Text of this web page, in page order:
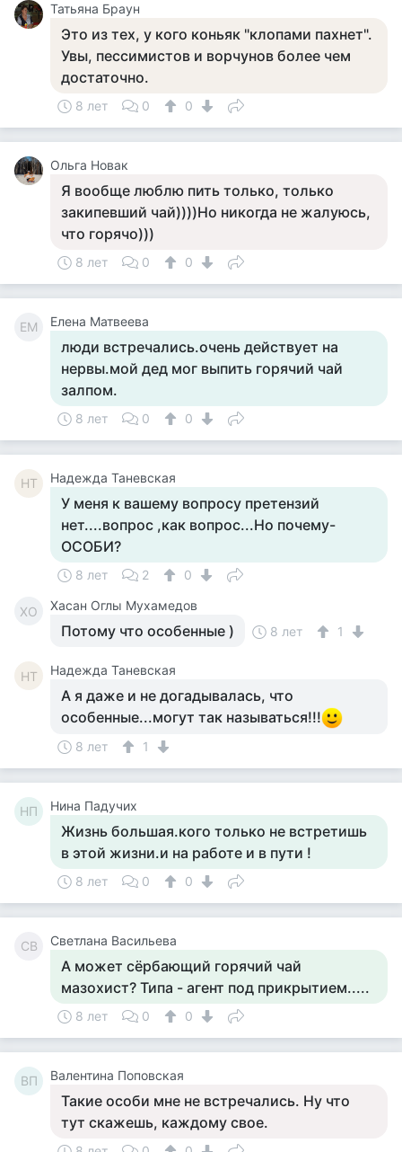
Татьяна Браун
Это из тех, у кого коньяк "клопами пахнет".
Увы, пессимистов и ворчунов более чем
достаточно.
8 лет 0 0
Ольга Новак
Я вообще люблю пить только, только
закипевший чай))))Но никогда не жалуюсь,
что горячо)))
8 лет 0 0
ЕМ Елена Матвеева
люди встречались.очень действует на
нервы.мой дед мог выпить горячий чай
залпом.
8 лет 0 0
НТ Надежда Таневская
У меня к вашему вопросу претензий
нет....вопрос ,как вопрос...Но почему-
ОСОБИ?
8 лет 2 0
ХО Хасан Оглы Мухамедов
Потому что особенные ) 8 лет 1
НТ Надежда Таневская
А я даже и не догадывалась, что
особенные...могут так называться!!!
8 лет 1
НП Нина Падучих
Жизнь большая.кого только не встретишь
в этой жизни.и на работе и в пути !
8 лет 0 0
СВ Светлана Васильева
А может сёрбающий горячий чай
мазохист? Типа - агент под прикрытием.....
8 лет 0 0
ВП Валентина Поповская
Такие особи мне не встречались. Ну что
тут скажешь, каждому свое.